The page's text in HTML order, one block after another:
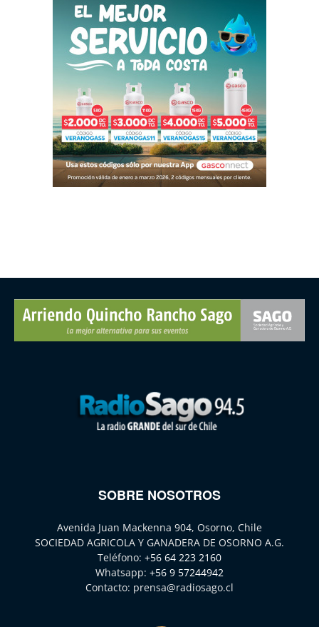
SOBRE NOSOTROS
Avenida Juan Mackenna 904, Osorno, Chile
SOCIEDAD AGRICOLA Y GANADERA DE OSORNO A.G.
Teléfono: +56 64 223 2160
Whatsapp: +56 9 57244942
Contacto: prensa@radiosago.cl